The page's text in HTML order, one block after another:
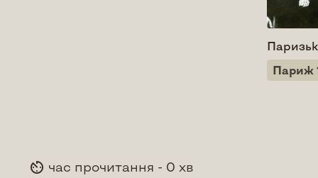
Париж
час прочитання - 0 хв